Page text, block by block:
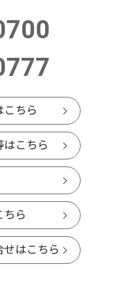
こちら
はこちら
ちら
せはこちら